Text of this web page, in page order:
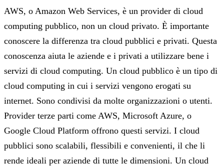
AWS, o Amazon Web Services, è un provider di cloud
computing pubblico, non un cloud privato. È importante
conoscere la differenza tra cloud pubblici e privati. Questa
conoscenza aiuta le aziende e i privati a utilizzare bene i
servizi di cloud computing. Un cloud pubblico è un tipo di
cloud computing in cui i servizi vengono erogati su
internet. Sono condivisi da molte organizzazioni o utenti.
Provider terze parti come AWS, Microsoft Azure, o
Google Cloud Platform offrono questi servizi. I cloud
pubblici sono scalabili, flessibili e convenienti, il che li
rende ideali per aziende di tutte le dimensioni. Un cloud